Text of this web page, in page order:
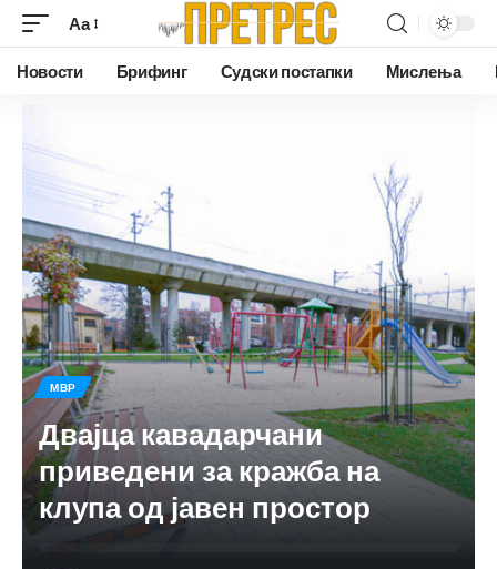
Аа
Новости Брифинг Судски постапки Мислења
МВР
Двајца кавадарчани
приведени за кражба на
клупа од јавен простор